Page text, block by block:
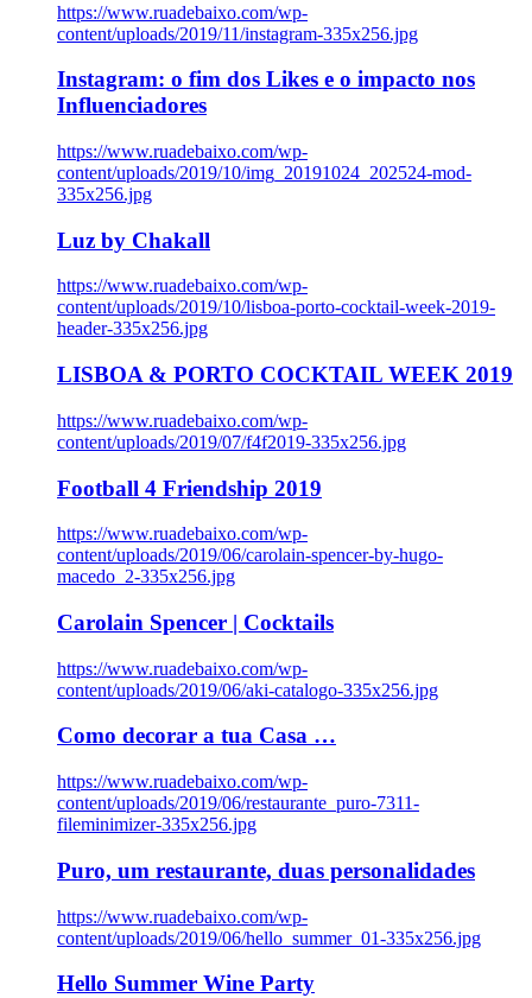
https://www.ruadebaixo.com/wp-
content/uploads/2019/11/instagram-335x256.jpg
Instagram: o fim dos Likes e o impacto nos
Influenciadores
https://www.ruadebaixo.com/wp-
content/uploads/2019/10/img_20191024_202524-mod-
335x256.jpg
Luz by Chakall
https://www.ruadebaixo.com/wp-
content/uploads/2019/10/lisboa-porto-cocktail-week-2019-
header-335x256.jpg
LISBOA & PORTO COCKTAIL WEEK 2019
https://www.ruadebaixo.com/wp-
content/uploads/2019/07/f4f2019-335x256.jpg
Football 4 Friendship 2019
https://www.ruadebaixo.com/wp-
content/uploads/2019/06/carolain-spencer-by-hugo-
macedo_2-335x256.jpg
Carolain Spencer | Cocktails
https://www.ruadebaixo.com/wp-
content/uploads/2019/06/aki-catalogo-335x256.jpg
Como decorar a tua Casa …
https://www.ruadebaixo.com/wp-
content/uploads/2019/06/restaurante_puro-7311-
fileminimizer-335x256.jpg
Puro, um restaurante, duas personalidades
https://www.ruadebaixo.com/wp-
content/uploads/2019/06/hello_summer_01-335x256.jpg
Hello Summer Wine Party